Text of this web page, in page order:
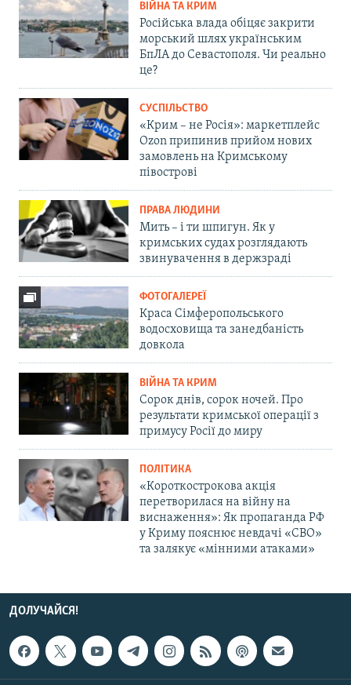
ВІЙНА ТА КРИМ
Російська влада обіцяє закрити
морський шлях українським
БпЛА до Севастополя. Чи реально
це?
СУСПІЛЬСТВО
«Крим – не Росія»: маркетплейс
Ozon припинив прийом нових
замовлень на Кримському
півострові
ПРАВА ЛЮДИНИ
Мить – і ти шпигун. Як у
кримських судах розглядають
звинувачення в держзраді
ФОТОГАЛЕРЕЇ
Краса Сімферопольського
водосховища та занедбаність
довкола
ВІЙНА ТА КРИМ
Сорок днів, сорок ночей. Про
результати кримської операції з
примусу Росії до миру
ПОЛІТИКА
«Короткострокова акція
перетворилася на війну на
виснаження»: Як пропаганда РФ
у Криму пояснює невдачі «СВО»
та залякує «мінними атаками»
ДОЛУЧАЙСЯ!